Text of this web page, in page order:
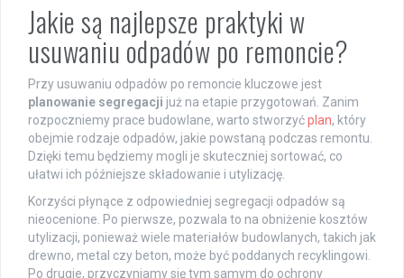
Jakie są najlepsze praktyki w
usuwaniu odpadów po remoncie?
Przy usuwaniu odpadów po remoncie kluczowe jest
planowanie segregacji już na etapie przygotowań. Zanim
rozpoczniemy prace budowlane, warto stworzyćplan, który
obejmie rodzaje odpadów, jakie powstaną podczas remontu.
Dzięki temu będziemy mogli je skuteczniej sortować, co
ułatwi ich późniejsze składowanie i utylizację.
Korzyści płynące z odpowiedniej segregacji odpadów są
nieocenione. Po pierwsze, pozwala to na obniżenie kosztów
utylizacji, ponieważ wiele materiałów budowlanych, takich jak
drewno, metal czy beton, może być poddanych recyklingowi.
Po drugie, przyczyniamy się tym samym do ochrony